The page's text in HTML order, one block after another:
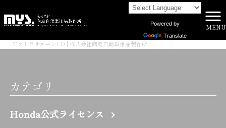
Powered by
Translate
MENU
アストラサルーンCD | 株式会社向島自動車用品製作所
カテゴリ
Honda公式ライセンス